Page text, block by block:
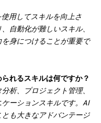
用してスキルを向上さ
自動化が難しいスキル、
身につけることが重要で
れるスキルは何ですか？
析、プロジェクト管理、
ーションスキルです。AI
も大きなアドバンテージ